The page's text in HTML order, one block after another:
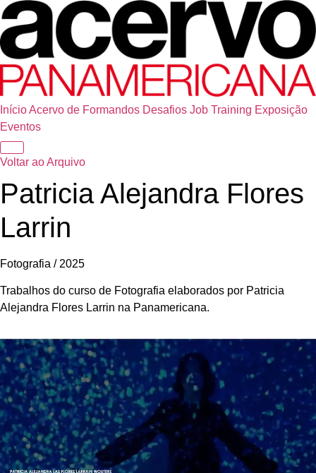
InícioAcervo de Formandos Desafios Job Training Exposição
Eventos
Voltar ao Arquivo
Patricia Alejandra Flores
Larrin
Fotografia / 2025
Trabalhos do curso de Fotografia elaborados por Patricia
Alejandra Flores Larrin na Panamericana.